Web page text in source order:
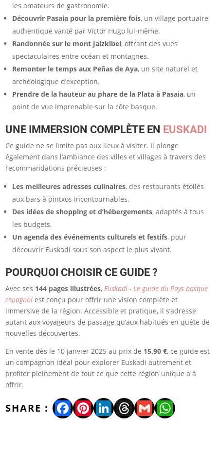
les amateurs de gastronomie.
Découvrir Pasaia pour la première fois, un village portuaire
authentique vanté par Victor Hugo lui-même.
Randonnée sur le mont Jaizkibel, offrant des vues
spectaculaires entre océan et montagnes.
Remonter le temps aux Peñas de Aya, un site naturel et
archéologique d’exception.
Prendre de la hauteur au phare de la Plata à Pasaia, un
point de vue imprenable sur la côte basque.
UNE IMMERSION COMPLÈTE EN EUSKADI
Ce guide ne se limite pas aux lieux à visiter. Il plonge
également dans l’ambiance des villes et villages à travers des
recommandations précieuses :
Les meilleures adresses culinaires, des restaurants étoilés
aux bars à pintxos incontournables.
Des idées de shopping et d’hébergements, adaptés à tous
les budgets.
Un agenda des événements culturels et festifs, pour
découvrir Euskadi sous son aspect le plus vivant.
POURQUOI CHOISIR CE GUIDE ?
Avec ses 144 pages illustrées, Euskadi - Le guide du Pays basque
espagnol est conçu pour offrir une vision complète et
immersive de la région. Accessible et pratique, il s’adresse
autant aux voyageurs de passage qu’aux habitués en quête de
nouvelles découvertes.
En vente dès le 10 janvier 2025 au prix de 15,90 €, ce guide est
un compagnon idéal pour explorer Euskadi autrement et
profiter pleinement de tout ce que cette région unique a à
offrir.
Facebook
Pinterest
LinkedIn
Threads
Gmail